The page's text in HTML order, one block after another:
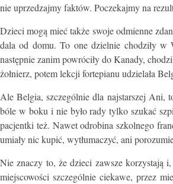
nie uprzedzajmy faktów. Poczekajmy na
Dzieci mogą mieć także swoje odmienne
dala od domu. To one dzielnie chodziły w
następnie zanim powróciły do Kanady,
żołnierz, potem lekcji fortepianu udzielała
Ale Belgia, szczególnie dla najstarszej Ani,
bóle w boku i nie było rady tylko szukać
pacjentki też. Nawet odrobina szkolnego
umiały nic kupić, wytłumaczyć, ani
Nie znaczy to, że dzieci zawsze korzystają
miejscowości szczególnie ciekawe, przez